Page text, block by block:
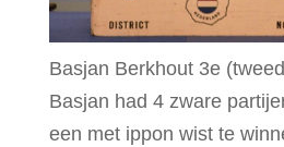
Basjan Berkhout 3e
Basjan had 4 zware
een met ippon wist te